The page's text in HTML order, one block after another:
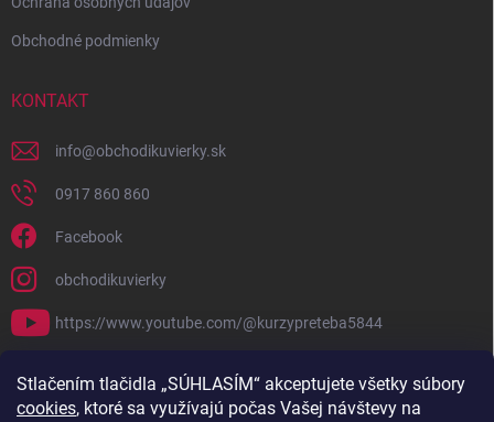
Stlačením tlačidla „SÚHLASÍM“ akceptujete všetky súbory
cookies, ktoré sa využívajú počas Vašej návštevy na
Obchodné podmienky
KONTAKT
info@obchodikuvierky.sk
0917 860 860
Facebook
obchodikuvierky
https://www.youtube.com/@kurzypreteba5844
PRIJÍMAME ONLINE PLATBY